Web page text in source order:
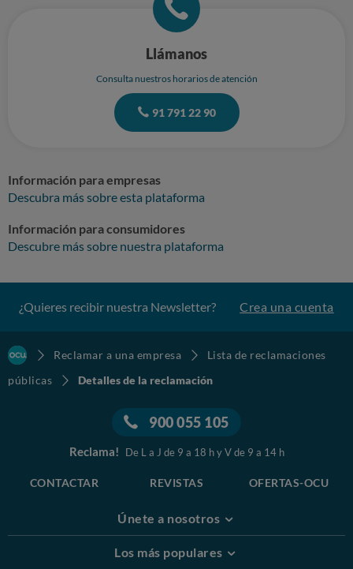
Llámanos
Consulta nuestros horarios de atención
91 791 22 90
Información para empresas
Descubra más sobre esta plataforma
Información para consumidores
Descubre más sobre nuestra plataforma
¿Quieres recibir nuestra Newsletter? Crea una cuenta
Reclamar a una empresa
Lista de reclamaciones
públicas
Detalles de la reclamación
900 055 105
Reclama! De L a J de 9 a 18 h y V de 9 a 14 h
CONTACTAR REVISTAS OFERTAS-OCU
Únete a nosotros
Los más populares